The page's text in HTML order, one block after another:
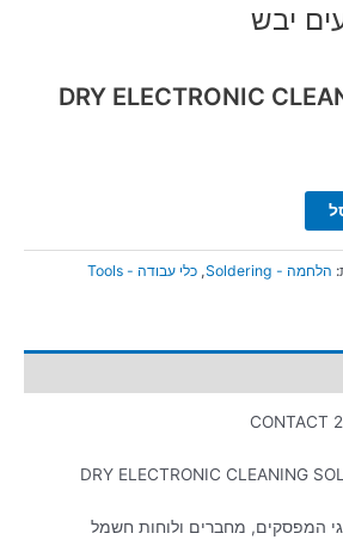
יבש
DRY ELECTRONIC
הלחמה - Soldering , כלי עבודה - Tools
המפסקים, מחברים ולוחות חשמל